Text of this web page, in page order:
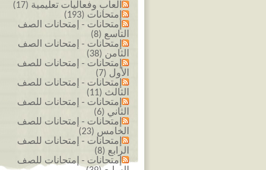
العاب وفعاليات تعليمية (17)
إمتحانات (193)
إمتحانات - إمتحانات الصف
التاسع (8)
إمتحانات - إمتحانات الصف
الثامن (38)
إمتحانات - إمتحانات للصف
الأول (7)
إمتحانات - إمتحانات للصف
الثالث (11)
إمتحانات - إمتحانات للصف
الثاني (6)
إمتحانات - إمتحانات للصف
الخامس (23)
إمتحانات - إمتحانات للصف
الرابع (8)
إمتحانات - إمتحانات للصف